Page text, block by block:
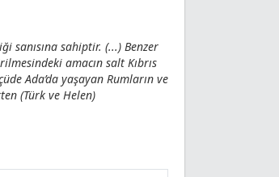
sanısına sahiptir. (...) Benzer
amacın salt Kıbrıs
Ada’da yaşayan Rumların ve
(Türk ve Helen)